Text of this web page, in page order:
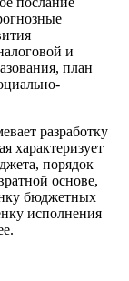
и
план
разработку
характеризует
порядок
основе,
бюджетных
исполнения